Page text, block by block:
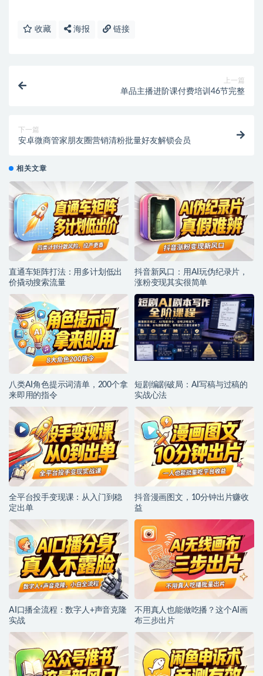
收藏 海报 链接
上一篇
单品主播进阶课付费培训46节完整
下一篇
安卓微商管家朋友圈营销清粉批量好友解锁会员
相关文章
直通车矩阵打法：用多计划低出
价撬动搜索流量
抖音新风口：用AI玩伪纪录片，
涨粉变现其实很简单
八类AI角色提示词清单，200个拿
来即用的指令
短剧编剧破局：AI写稿与过稿的
实战心法
全平台投手变现课：从入门到稳
定出单
抖音漫画图文，10分钟出片赚收
益
AI口播全流程：数字人+声音克隆
实战
不用真人也能做吃播？这个AI画
布三步出片